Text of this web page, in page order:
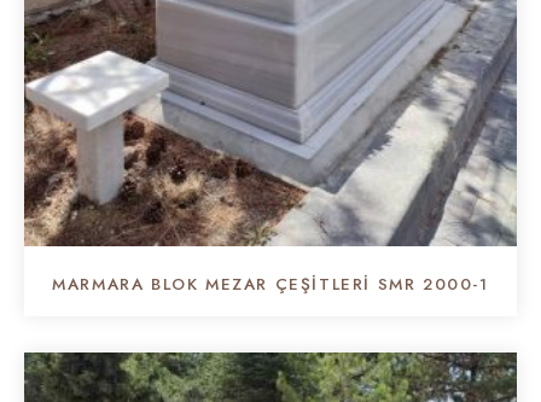
MARMARA BLOK MEZAR ÇEŞİTLERİ SMR 2000-1